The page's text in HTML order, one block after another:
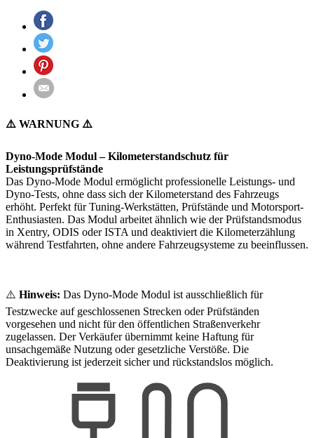
⚠️ WARNUNG ⚠️
Dyno-Mode Modul – Kilometerstandschutz für
Leistungsprüfstände
Das Dyno-Mode Modul ermöglicht professionelle Leistungs- und
Dyno-Tests, ohne dass sich der Kilometerstand des Fahrzeugs
erhöht. Perfekt für Tuning-Werkstätten, Prüfstände und Motorsport-
Enthusiasten. Das Modul arbeitet ähnlich wie der Prüfstandsmodus
in Xentry, ODIS oder ISTA und deaktiviert die Kilometerzählung
während Testfahrten, ohne andere Fahrzeugsysteme zu beeinflussen.
⚠️ Hinweis: Das Dyno-Mode Modul ist ausschließlich für
Testzwecke auf geschlossenen Strecken oder Prüfständen
vorgesehen und nicht für den öffentlichen Straßenverkehr
zugelassen. Der Verkäufer übernimmt keine Haftung für
unsachgemäße Nutzung oder gesetzliche Verstöße. Die
Deaktivierung ist jederzeit sicher und rückstandslos möglich.